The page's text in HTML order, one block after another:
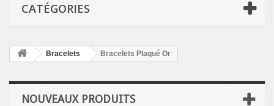
CATÉGORIES
Bracelets Bracelets Plaqué Or
NOUVEAUX PRODUITS